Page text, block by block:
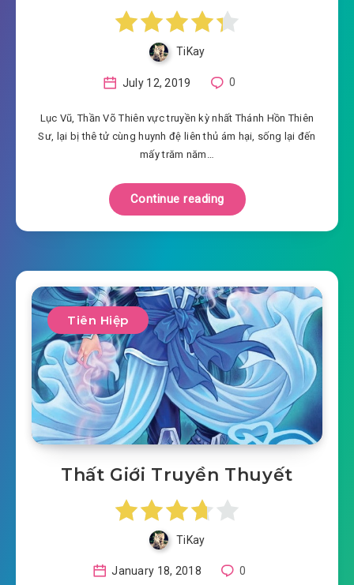
TiKay
July 12, 2019 0
Lục Vũ, Thần Võ Thiên vực truyền kỳ nhất Thánh Hồn Thiên
Sư, lại bị thê tử cùng huynh đệ liên thủ ám hại, sống lại đến
mấy trăm năm…
Continue reading
Tiên Hiệp
Thất Giới Truyền Thuyết
TiKay
January 18, 2018 0